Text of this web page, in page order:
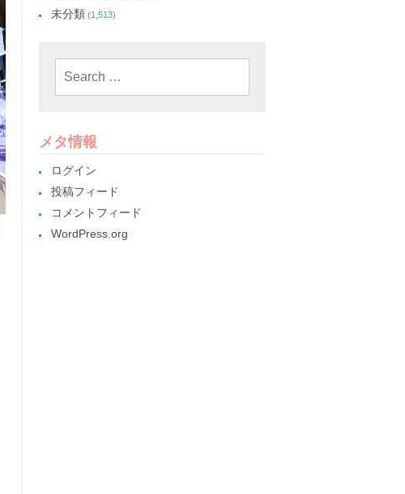
未分類 (1,513)
メタ情報
ログイン
投稿フィード
コメントフィード
WordPress.org